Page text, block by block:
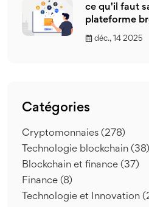
ce qu'il faut
plateforme
déc., 14 2025
Catégories
Cryptomonnaies (278)
Technologie blockchain (38)
Blockchain et finance (37)
Finance (8)
Technologie et Innovation